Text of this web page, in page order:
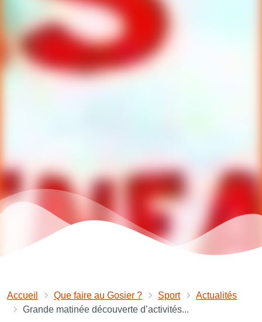
Accueil Que faire au Gosier ? Sport
Actualités
Grande matinée découverte d’activités...